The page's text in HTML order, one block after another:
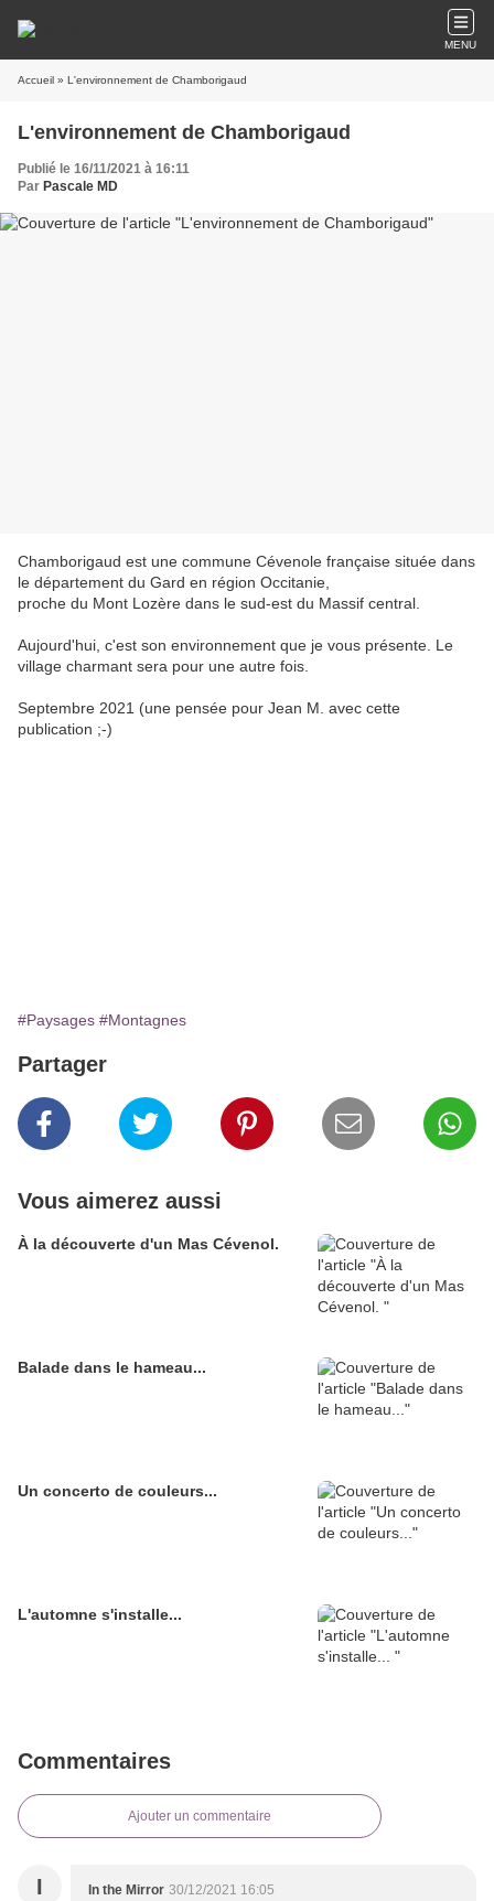
MENU
Accueil » L'environnement de Chamborigaud
L'environnement de Chamborigaud
Publié le 16/11/2021 à 16:11
Par Pascale MD
Chamborigaud est une commune Cévenole française située dans
le département du Gard en région Occitanie,
proche du Mont Lozère dans le sud-est du Massif central.
Aujourd'hui, c'est son environnement que je vous présente. Le
village charmant sera pour une autre fois.
Septembre 2021 (une pensée pour Jean M. avec cette
publication ;-)
#Paysages #Montagnes
Partager
Vous aimerez aussi
À la découverte d'un Mas Cévenol.
Balade dans le hameau...
Un concerto de couleurs...
L'automne s'installe...
Commentaires
Ajouter un commentaire
I In the Mirror 30/12/2021 16:05